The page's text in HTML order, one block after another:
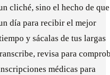
cliché, sino el hecho de que
día para recibir el mejor
y sácalas de tus largas
revisa para
médicas para